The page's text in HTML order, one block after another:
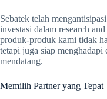
Sebatek telah
investasi dalam research
produk-produk kami tidak
tetapi juga siap menghadapi
mendatang.
Memilih Partner yang Tepat